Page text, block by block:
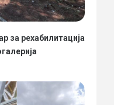
за рехабилитација